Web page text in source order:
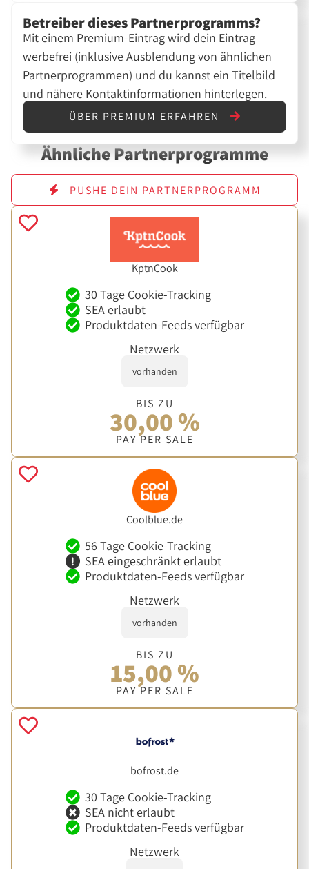
Betreiber dieses Partnerprogramms?
Mit einem Premium-Eintrag wird dein Eintrag
werbefrei (inklusive Ausblendung von ähnlichen
Partnerprogrammen) und du kannst ein Titelbild
und nähere Kontaktinformationen hinterlegen.
ÜBER PREMIUM ERFAHREN
Ähnliche Partnerprogramme
PUSHE DEIN PARTNERPROGRAMM
KptnCook
30 Tage Cookie-Tracking
SEA erlaubt
Produktdaten-Feeds verfügbar
Netzwerk
vorhanden
BIS ZU
30,00 %
PAY PER SALE
Coolblue.de
56 Tage Cookie-Tracking
SEA eingeschränkt erlaubt
Produktdaten-Feeds verfügbar
Netzwerk
vorhanden
BIS ZU
15,00 %
PAY PER SALE
bofrost.de
30 Tage Cookie-Tracking
SEA nicht erlaubt
Produktdaten-Feeds verfügbar
Netzwerk